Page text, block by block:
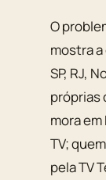
O
mostra
SP, RJ,
próprias
mora
TV;
pela TV